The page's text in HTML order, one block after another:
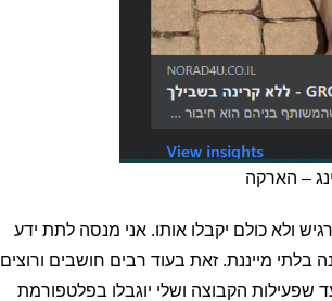
– הארקה
ולא כולם יקבלו אותו. אני מנסה לתת ידע
בלתי מייננת. זאת בעוד רבים חושבים ורוצים
שפעילות הקבוצה ושלי יוגבלו בפלטפורמת